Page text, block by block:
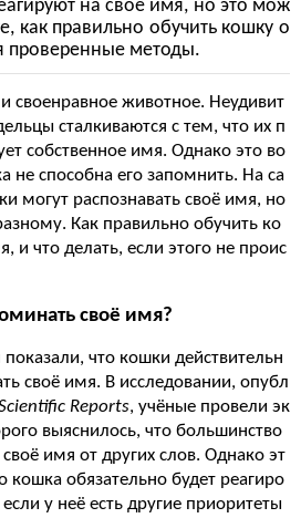
на своё имя, но это мож
как правильно обучить кошку о
проверенные методы.
своенравное животное. Неудивит
сталкиваются с тем, что их п
собственное имя. Однако это во
не способна его запомнить. На са
могут распознавать своё имя, но
Как правильно обучить ко
и что делать, если этого не проис
своё имя?
что кошки действительн
своё имя. В исследовании, опубл
Reports, учёные провели эк
выяснилось, что большинство
имя от других слов. Однако эт
кошка обязательно будет реагиро
у неё есть другие приоритеты